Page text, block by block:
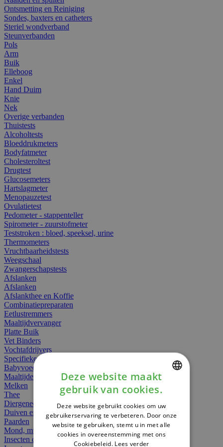
Ontsmetting en Reiniging
Sondes, baxters en catheters
Steriel wondverband
Steunverbanden
Pols
Arm
Buik
Elleboog
Enkel
Hand Duim
Knie
Nek
Overige verbanden
Thuistests
Alcoholtests
Bloeddrukmeters
Bodyfatmeter
Cholesteroltest
Drugtest
Glucosemeters
Hartslagmeter
Menopauzetest
Ovulatietest
Pedometer - stappenteller
Spirometer - zuurstofmeter
Teststroken : bloed, speeksel, urine
Thermometers
Vruchtbaarheidstests
Weegschaal
Zwangerschapstests
Afslanken
Afslanken
Afslankthee en Koffie
Combinatiepreparaten
Eetlustremmers
Maaltijdvervanger
Platte Buik
Vet Binders
Vochtafdrijvers
Specifieke Voeding
Babyvoeding
Maaltijden
Melken
Thee
Diergeneesmiddelen
Duiven en vogels
Paarden
Mond, muil of snavel
Insecten dieren
DUTCH
FRENCH
ENGLISH
Deze website maakt
gebruik van cookies.
Deze website gebruikt cookies om uw
gebruikerservaring te verbeteren. Door onze
website te gebruiken, stemt u in met alle
cookies in overeenstemming met ons
Cookiebeleid. Lees verder